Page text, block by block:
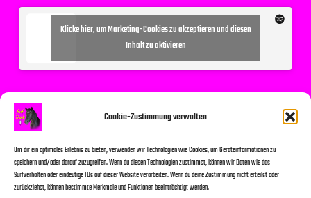
Cookie-Zustimmung verwalten
Um dir ein optimales Erlebnis zu bieten, verwenden wir Technologien wie Cookies, um Geräteinformationen zu
speichern und/oder darauf zuzugreifen. Wenn du diesen Technologien zustimmst, können wir Daten wie das
Surfverhalten oder eindeutige IDs auf dieser Website verarbeiten. Wenn du deine Zustimmung nicht erteilst oder
zurückziehst, können bestimmte Merkmale und Funktionen beeinträchtigt werden.
Klicke hier, um Marketing-Cookies zu akzeptieren und diesen
Inhalt zu aktivieren
Suchen